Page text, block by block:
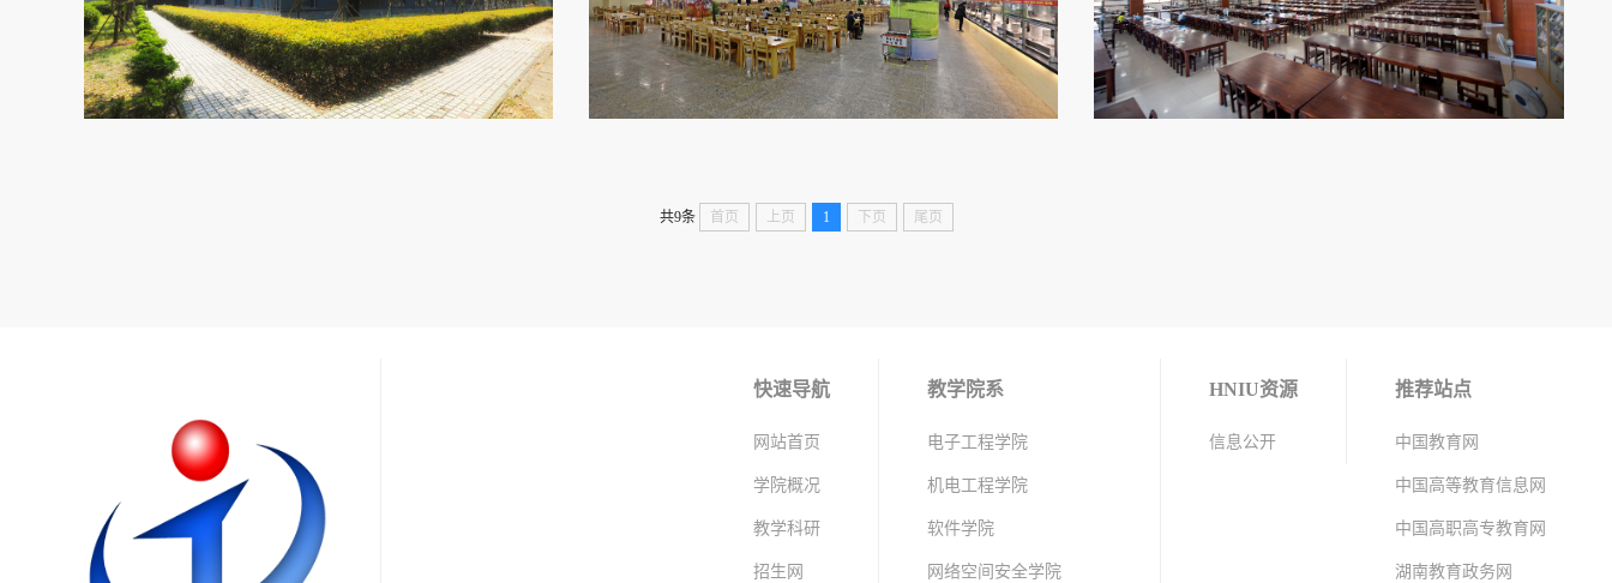
共9条 首页 上页 1 下页 尾页
快速导航
网站首页
学院概况
教学科研
招生网
教学院系
电子工程学院
机电工程学院
软件学院
网络空间安全学院
HNIU资源
信息公开
推荐站点
中国教育网
中国高等教育信息网
中国高职高专教育网
湖南教育政务网